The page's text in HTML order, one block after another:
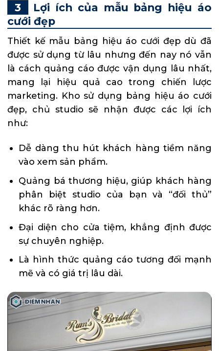
Lợi ích của mẫu bảng hiệu áo
cưới đẹp
Thiết kế mẫu bảng hiệu áo cưới đẹp dù đã
được sử dụng từ lâu nhưng đến nay nó vẫn
là cách quảng cáo được vận dụng lâu nhất,
mang lại hiệu quả cao trong chiến lược
marketing. Kho sử dụng bảng hiệu áo cưới
đẹp, chủ studio sẽ nhận được các lợi ích
như:
Dễ dàng thu hút khách hàng tiềm năng
vào xem sản phẩm.
Quảng bá thương hiệu, giúp khách hàng
phân biệt studio của bạn và “đối thủ”
khác rõ ràng hơn.
Đại diện cho cửa tiệm, khẳng định được
sự chuyên nghiệp.
Là hình thức quảng cáo tương đối mạnh
mẽ và có giá trị lâu dài.